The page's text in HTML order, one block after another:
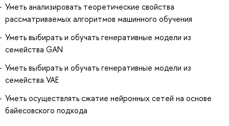
Уметь анализировать теоретические свойства
рассматриваемых алгоритмов машинного обучения
Уметь выбирать и обучать генеративные модели из
семейства GAN
Уметь выбирать и обучать генеративные модели из
семейства VAE
Уметь осуществлять сжатие нейронных сетей на основе
байесовского подхода